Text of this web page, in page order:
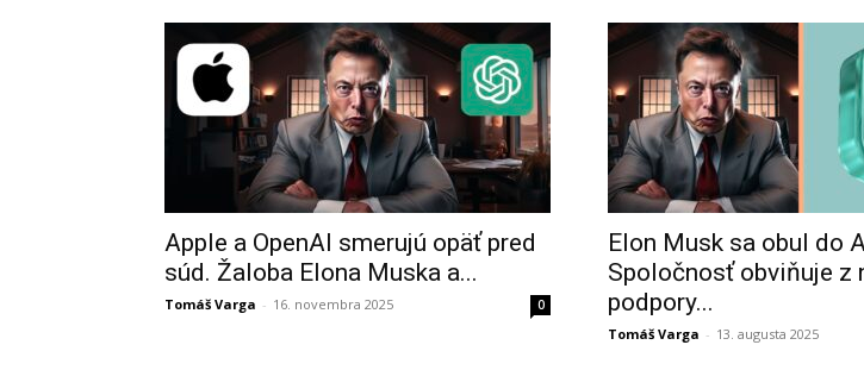
Apple a OpenAI smerujú opäť pred
súd. Žaloba Elona Muska a...
Tomáš Varga - 16. novembra 2025 0
Elon Musk sa obul do
Spoločnosť obviňuje z
podpory...
Tomáš Varga - 13. augusta 2025